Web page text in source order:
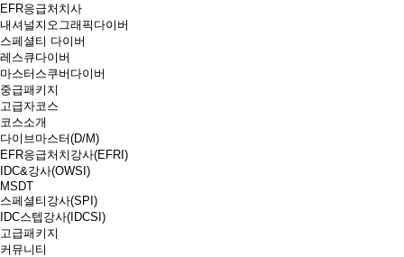
EFR응급처치사
내셔널지오그래픽다이버
스페셜티 다이버
레스큐다이버
마스터스쿠버다이버
중급패키지
고급자코스
코스소개
다이브마스터(D/M)
EFR응급처치강사(EFRI)
IDC&강사(OWSI)
MSDT
스페셜티강사(SPI)
IDC스텝강사(IDCSI)
고급패키지
커뮤니티